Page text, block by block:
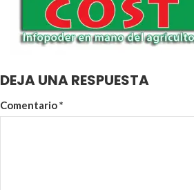
DEJA UNA RESPUESTA
Comentario*